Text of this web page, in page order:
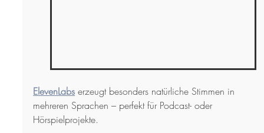
ElevenLabs erzeugt besonders natürliche Stimmen in
mehreren Sprachen – perfekt für Podcast- oder
Hörspielprojekte.